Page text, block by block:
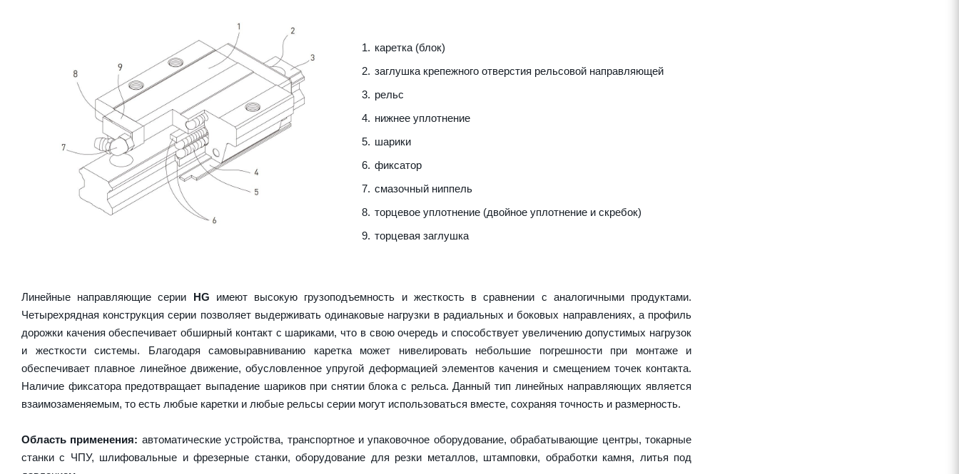
каретка (блок)
заглушка крепежного отверстия рельсовой направляющей
рельс
нижнее уплотнение
шарики
фиксатор
смазочный ниппель
торцевое уплотнение (двойное уплотнение и скребок)
торцевая заглушка
Линейные направляющие серии HG имеют высокую грузоподъемность и жесткость в сравнении с аналогичными продуктами.
Четырехрядная конструкция серии позволяет выдерживать одинаковые нагрузки в радиальных и боковых направлениях, а профиль
дорожки качения обеспечивает обширный контакт с шариками, что в свою очередь и способствует увеличению допустимых нагрузок
и жесткости системы. Благодаря самовыравниванию каретка может нивелировать небольшие погрешности при монтаже и
обеспечивает плавное линейное движение, обусловленное упругой деформацией элементов качения и смещением точек контакта.
Наличие фиксатора предотвращает выпадение шариков при снятии блока с рельса. Данный тип линейных направляющих является
взаимозаменяемым, то есть любые каретки и любые рельсы серии могут использоваться вместе, сохраняя точность и размерность.
Область применения: автоматические устройства, транспортное и упаковочное оборудование, обрабатывающие центры, токарные
станки с ЧПУ, шлифовальные и фрезерные станки, оборудование для резки металлов, штамповки, обработки камня, литья под